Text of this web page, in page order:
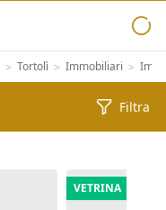
> Tortolì > Immobiliari >
Filtra
VETRINA